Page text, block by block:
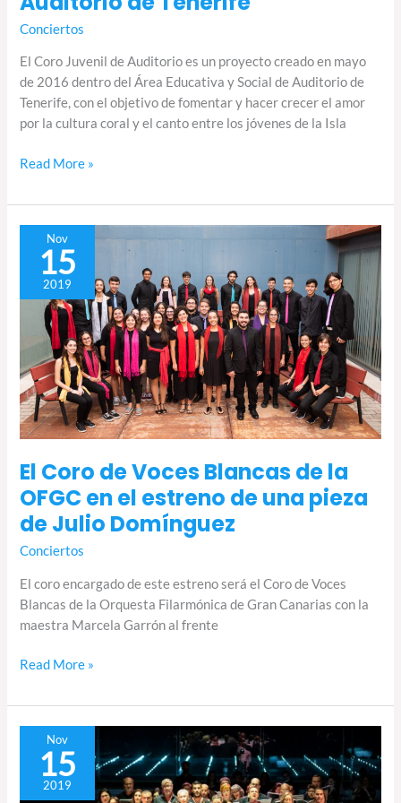
Conciertos
El Coro Juvenil de Auditorio es un proyecto creado en mayo
de 2016 dentro del Área Educativa y Social de Auditorio de
Tenerife, con el objetivo de fomentar y hacer crecer el amor
por la cultura coral y el canto entre los jóvenes de la Isla
Read More »
Nov
15
2019
El Coro de Voces Blancas de la
OFGC en el estreno de una pieza
de Julio Domínguez
Conciertos
El coro encargado de este estreno será el Coro de Voces
Blancas de la Orquesta Filarmónica de Gran Canarias con la
maestra Marcela Garrón al frente
Coro
Voces
Blancas
OFGC
en
el
estreno
de
una
pieza
de
Julio
Read More »
Nov
15
2019
Beatriz
Corona
textos